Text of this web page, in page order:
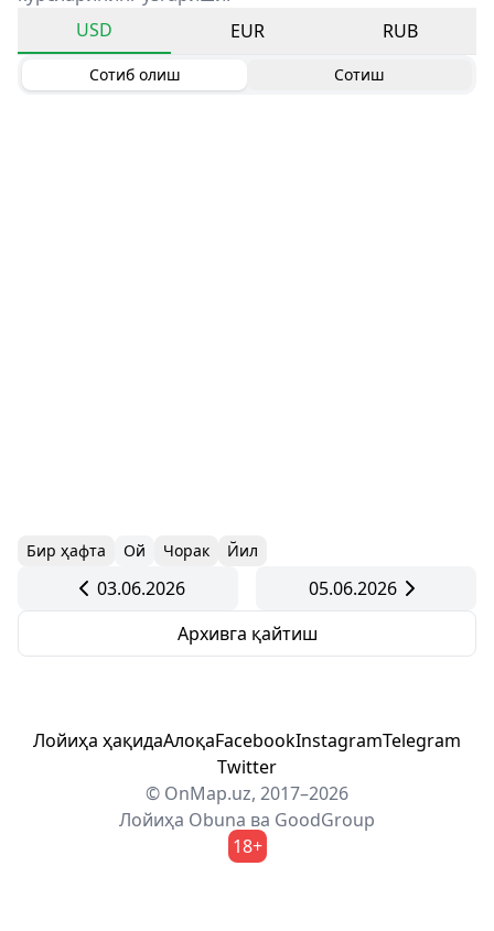
USD
EUR RUB
Сотиб олиш Сотиш
Бир ҳафта Ой Чорак Йил
03.06.2026
05.06.2026
Архивга қайтиш
Лойиҳа ҳақидаАлоқаFacebookInstagramTelegram
Twitter
© OnMap.uz, 2017–2026
Лойиҳа Obuna ва GoodGroup
18+